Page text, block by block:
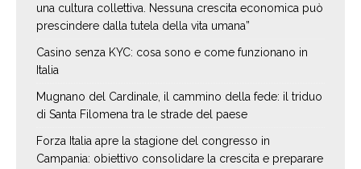
una cultura collettiva. Nessuna crescita economica può
prescindere dalla tutela della vita umana”
Casino senza KYC: cosa sono e come funzionano in
Italia
Mugnano del Cardinale, il cammino della fede: il triduo
di Santa Filomena tra le strade del paese
Forza Italia apre la stagione del congresso in
Campania: obiettivo consolidare la crescita e preparare